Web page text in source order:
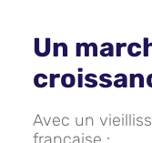
Un
Avec un